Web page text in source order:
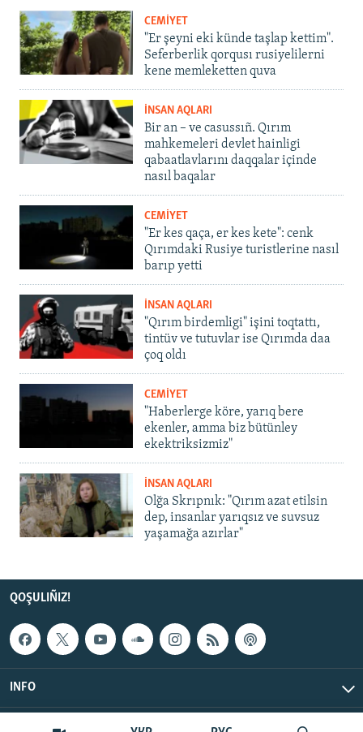
CEMİYET
"Er şeyni eki künde taşlap kettim".
Seferberlik qorqusı rusiyelilerni
kene memleketten quva
İNSAN AQLARI
Bir an – ve casussıñ. Qırım
mahkemeleri devlet hainligi
qabaatlavlarını daqqalar içinde
nasıl baqalar
CEMİYET
"Er kes qaça, er kes kete": cenk
Qırımdaki Rusiye turistlerine nasıl
barıp yetti
İNSAN AQLARI
"Qırım birdemligi" işini toqtattı,
tintüv ve tutuvlar ise Qırımda daa
çoq oldı
CEMİYET
"Haberlerge köre, yarıq bere
ekenler, amma biz bütünley
ekektriksizmiz"
İNSAN AQLARI
Olğa Skrıpnık: "Qırım azat etilsin
dep, insanlar yarıqsız ve suvsuz
yaşamağa azırlar"
QOŞULIÑIZ!
INFO